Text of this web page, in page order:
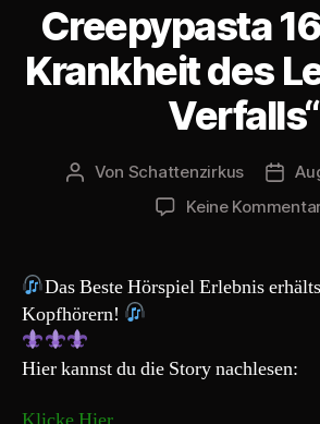
y
e
Creepypasta
Krankheit des
Verfalls“
Beitragsautor
Von Schattenzirkus
Keine
Das Beste Hörspiel Erlebnis
Kopfhörern!
Hier kannst du die Story nachlesen: